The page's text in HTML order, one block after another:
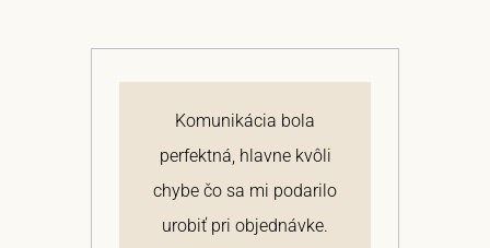
Komunikácia bola
perfektná, hlavne kvôli
chybe čo sa mi podarilo
urobiť pri objednávke.